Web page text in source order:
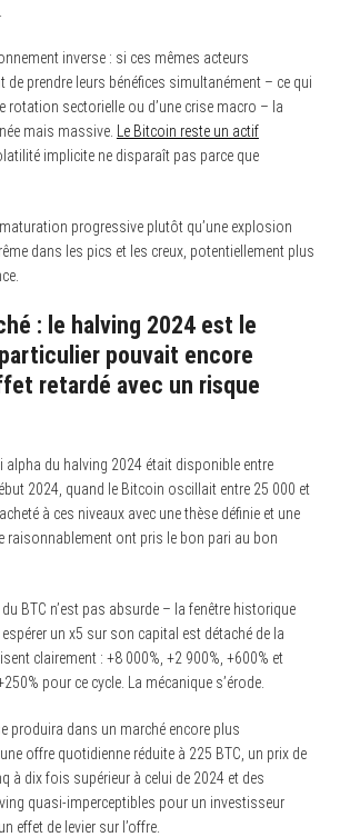
inverse : si ces mêmes acteurs
prendre leurs bénéfices simultanément – ce qui
rotation sectorielle ou d’une crise macro – la
mais massive.
Le Bitcoin reste un actif
implicite ne disparaît pas parce que
progressive plutôt qu’une explosion
dans les pics et les creux, potentiellement plus
: le halving 2024 est le
pouvait encore
retardé avec un risque
alpha du halving 2024 était disponible entre
2024, quand le Bitcoin oscillait entre 25 000 et
à ces niveaux avec une thèse définie et une
raisonnablement ont pris le bon pari au bon
BTC n’est pas absurde – la fenêtre historique
espérer un x5 sur son capital est détaché de la
clairement : +8 000%, +2 900%, +600% et
pour ce cycle. La mécanique s’érode.
produira dans un marché encore plus
offre quotidienne réduite à 225 BTC, un prix de
à dix fois supérieur à celui de 2024 et des
quasi-imperceptibles pour un investisseur
effet de levier sur l’offre.